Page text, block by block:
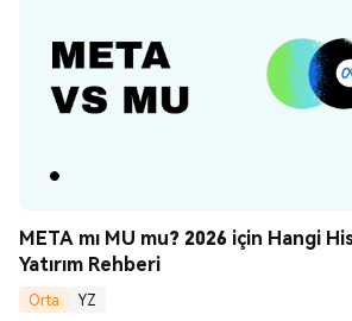
META mı MU mu? 2026 için Hangi
Yatırım Rehberi
Orta
YZ